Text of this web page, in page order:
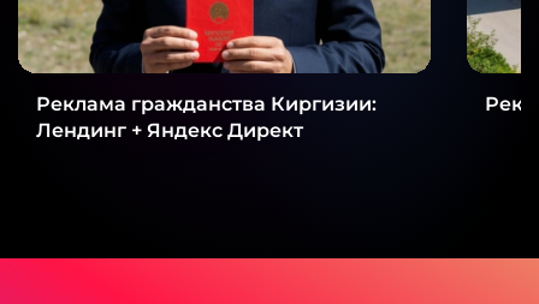
Реклама гражданства Киргизии:
Лендинг + Яндекс Директ